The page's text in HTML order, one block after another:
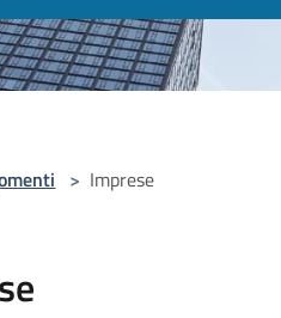
> Imprese